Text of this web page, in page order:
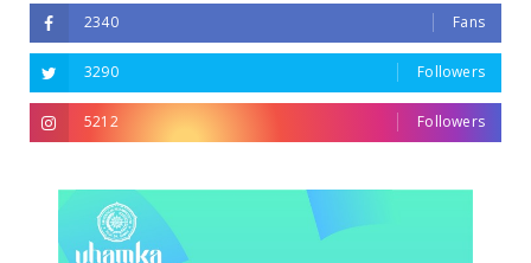
2340 Fans
3290 Followers
5212 Followers